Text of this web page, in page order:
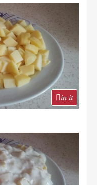
in it